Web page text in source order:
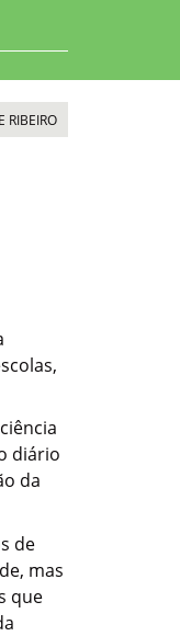
RIBEIRO
diário
da
de
mas
que